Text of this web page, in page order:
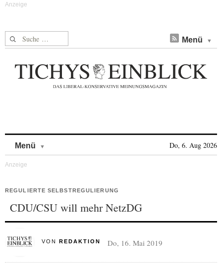
Suche nach: Menü
Menü Do, 6. Aug 2026
REGULIERTE SELBSTREGULIERUNG
CDU/CSU will mehr NetzDG
VON REDAKTION Do, 16. Mai 2019